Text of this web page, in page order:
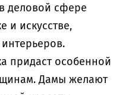
деловой сфере
и искусстве,
придаст особенной
Дамы желают